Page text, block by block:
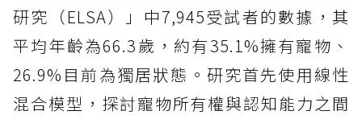
研究（ELSA）」中7,945受試者的數據，其
平均年齡為66.3歲，約有35.1%擁有寵物、
26.9%目前為獨居狀態。研究首先使用線性
混合模型，探討寵物所有權與認知能力之間